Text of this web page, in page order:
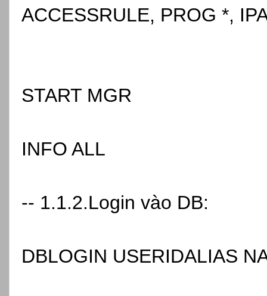
ACCESSRULE, PROG *,
START MGR
INFO ALL
-- 1.1.2.Login vào DB:
DBLOGIN USERIDALIAS